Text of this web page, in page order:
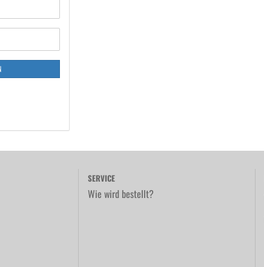
SERVICE
Wie wird bestellt?